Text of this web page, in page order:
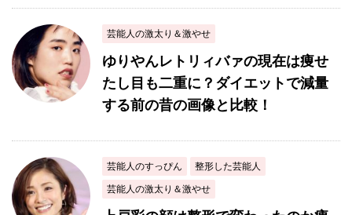
芸能人の激太り＆激やせ
ゆりやんレトリィバァの現在は痩せ
たし目も二重に？ダイエットで減量
する前の昔の画像と比較！
芸能人のすっぴん
整形した芸能人
芸能人の激太り＆激やせ